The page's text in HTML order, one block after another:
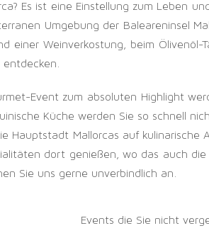
Es ist eine Einstellung zum Leben
Umgebung der Baleareninsel
einer Weinverkostung, beim
Event zum absoluten Highlight
Küche werden Sie so schnell
Hauptstadt Mallorcas auf
dort genießen, wo das auch
Sie uns gerne unverbindlich an.
Events die Sie nicht